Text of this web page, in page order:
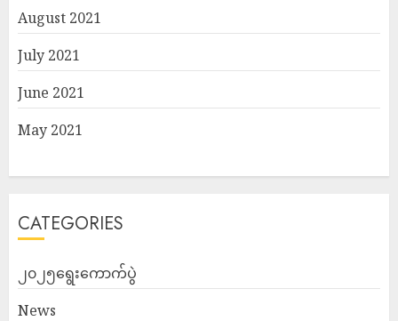
August 2021
July 2021
June 2021
May 2021
CATEGORIES
၂၀၂၅ရွေးကောက်ပွဲ
News